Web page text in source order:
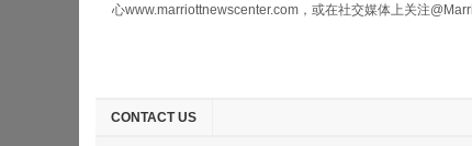
心www.marriottnewscenter.com，或在社交媒体上关注
CONTACT US